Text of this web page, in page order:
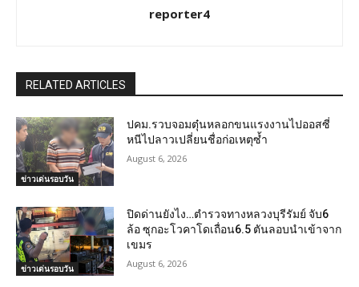
reporter4
RELATED ARTICLES
ข่าวเด่นรอบวัน
ปคม.รวบจอมตุ๋นหลอกขนแรงงานไปออสซี่
หนีไปลาวเปลี่ยนชื่อก่อเหตุซ้ำ
August 6, 2026
ข่าวเด่นรอบวัน
ปิดด่านยังไง…ตำรวจทางหลวงบุรีรัมย์ จับ6
ล้อ ซุกอะโวคาโดเถื่อน6.5 ตันลอบนำเข้าจาก
เขมร
August 6, 2026